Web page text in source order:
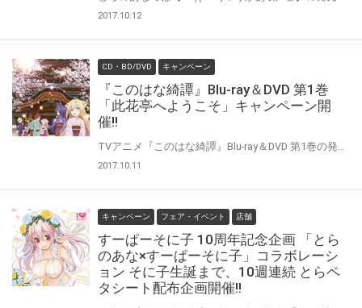
2017.10.12
CD・BD/DVD キャンペーン
『このはな綺譚』Blu-ray＆DVD 第1巻
「此花亭へようこそ」キャンペーン開
催!!
2017.10.11
キャンペーン フェア・イベント 店舗
すーぱーそに子 10周年記念企画 「とら
のあな×すーぱーそに子」コラボレーシ
ョン そに子生誕まで、10週連続 とらペ
タシート配布企画開催!!